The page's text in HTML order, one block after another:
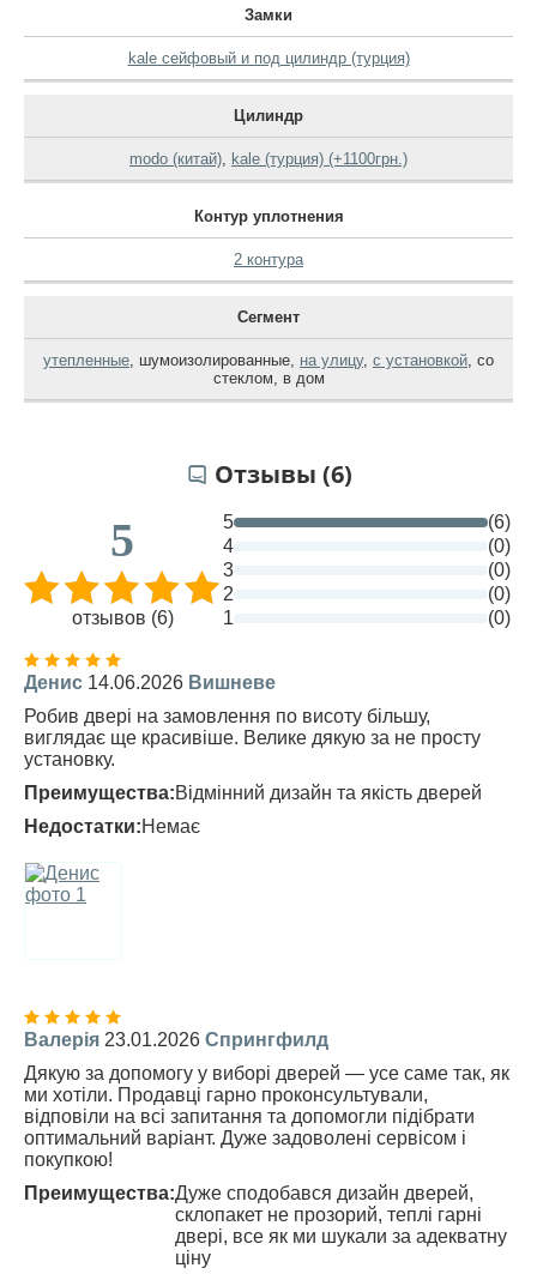
Замки
kale сейфовый и под цилиндр (турция)
Цилиндр
modo (китай) kale (турция) (+1100грн.)
Контур уплотнения
2 контура
Сегмент
утепленные шумоизолированные на улицу, с установкой со
стеклом
в дом
Отзывы (6)
5
отзывов (6)
5
(6)
4
(0)
3
(0)
2
(0)
1
(0)
Денис 14.06.2026 Вишневе
Робив двері на замовлення по висоту більшу,
виглядає ще красивіше. Велике дякую за не просту
установку.
Преимущества:Відмінний дизайн та якість дверей
Недостатки:Немає
Валерія 23.01.2026 Спрингфилд
Дякую за допомогу у виборі дверей — усе саме так, як
ми хотіли. Продавці гарно проконсультували,
відповіли на всі запитання та допомогли підібрати
оптимальний варіант. Дуже задоволені сервісом і
покупкою!
Преимущества:Дуже сподобався дизайн дверей,
склопакет не прозорий, теплі гарні
двері, все як ми шукали за адекватну
ціну